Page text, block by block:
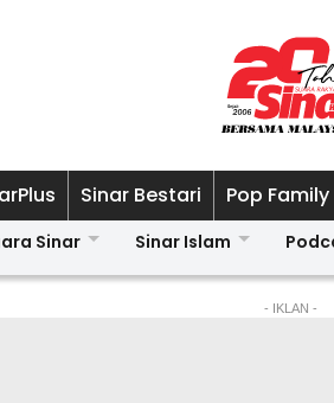
Sinar Bestari Pop Family
Sinar Sinar Islam
- IKLAN -